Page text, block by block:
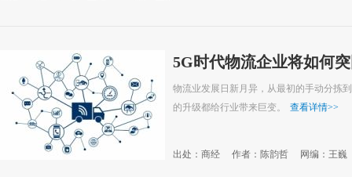
5G时代物流企业将如何
物流业发展日新月异，从最初的手动分拣
的升级都给行业带来巨变。
查看详情>>
出处：商经 作者：陈韵哲 网编：王巍